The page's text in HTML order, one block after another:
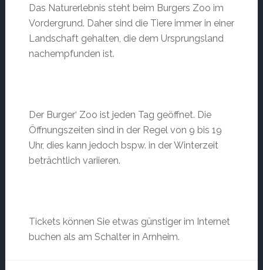
Das Naturerlebnis steht beim Burgers Zoo im
Vordergrund. Daher sind die Tiere immer in einer
Landschaft gehalten, die dem Ursprungsland
nachempfunden ist.
Der Burger‘ Zoo ist jeden Tag geöffnet. Die
Öffnungszeiten sind in der Regel von 9 bis 19
Uhr, dies kann jedoch bspw. in der Winterzeit
beträchtlich variieren.
Tickets können Sie etwas günstiger im Internet
buchen als am Schalter in Arnheim.